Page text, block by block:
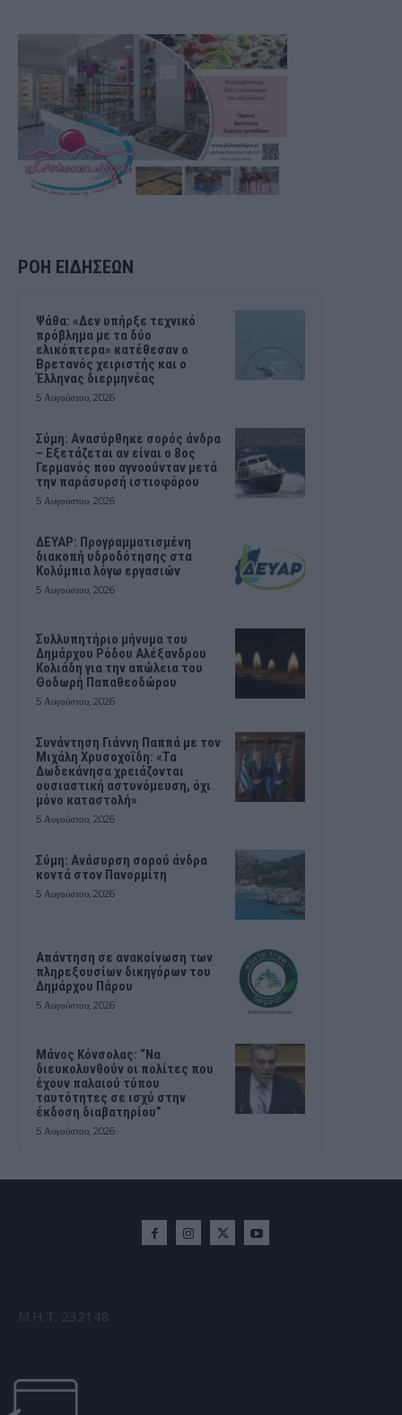
ΡΟΗ ΕΙΔΗΣΕΩΝ
Ψάθα: «Δεν υπήρξε τεχνικό
πρόβλημα με τα δύο
ελικόπτερα» κατέθεσαν ο
Βρετανός χειριστής και ο
Έλληνας διερμηνέας
5 Αυγούστου, 2026
Σύμη: Ανασύρθηκε σορός άνδρα
– Εξετάζεται αν είναι ο 8ος
Γερμανός που αγνοούνταν μετά
την παράσυρσή ιστιοφόρου
5 Αυγούστου, 2026
ΔΕΥΑΡ: Προγραμματισμένη
διακοπή υδροδότησης στα
Κολύμπια λόγω εργασιών
5 Αυγούστου, 2026
Συλλυπητήριο μήνυμα του
Δημάρχου Ρόδου Αλέξανδρου
Κολιάδη για την απώλεια του
Θοδωρή Παπαθεοδώρου
5 Αυγούστου, 2026
Συνάντηση Γιάννη Παππά με τον
Μιχάλη Χρυσοχοΐδη: «Τα
Δωδεκάνησα χρειάζονται
ουσιαστική αστυνόμευση, όχι
μόνο καταστολή»
5 Αυγούστου, 2026
Σύμη: Ανάσυρση σορού άνδρα
κοντά στον Πανορμίτη
5 Αυγούστου, 2026
Απάντηση σε ανακοίνωση των
πληρεξουσίων δικηγόρων του
Δημάρχου Πάρου
5 Αυγούστου, 2026
Μάνος Κόνσολας: “Να
διευκολυνθούν οι πολίτες που
έχουν παλαιού τύπου
ταυτότητες σε ισχύ στην
έκδοση διαβατηρίου”
5 Αυγούστου, 2026
Μ.Η.Τ. 232148